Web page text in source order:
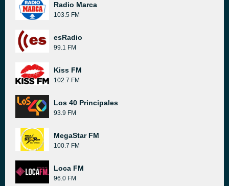
Radio Marca
103.5 FM
esRadio
99.1 FM
Kiss FM
102.7 FM
Los 40 Principales
93.9 FM
MegaStar FM
100.7 FM
Loca FM
96.0 FM